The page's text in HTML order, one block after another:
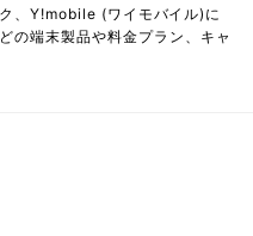
、Y!mobile (ワイモバイル)に
の端末製品や料金プラン、キャ